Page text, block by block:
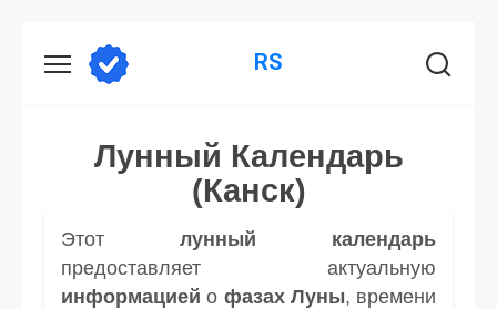
RS
Лунный Календарь
(Канск)
Этот лунный календарь
предоставляет актуальную
информацией о фазах Луны, времени